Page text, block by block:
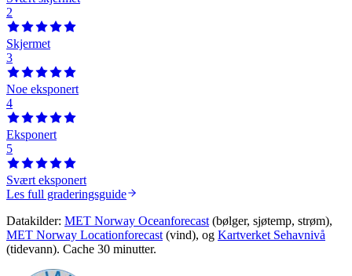
2
Skjermet
3
Noe eksponert
4
Eksponert
5
Svært eksponert
Les full graderingsguide
Datakilder: MET Norway Oceanforecast (bølger, sjøtemp, strøm),
MET Norway Locationforecast (vind), og Kartverket Sehavnivå
(tidevann). Cache 30 minutter.